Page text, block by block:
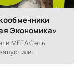
Экономика»
МЕГА Сеть